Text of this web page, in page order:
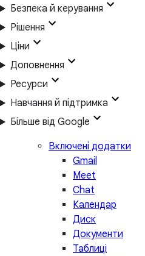
Безпека й керування
Рішення
Ціни
Доповнення
Ресурси
Навчання й підтримка
Більше від Google
Включені додатки
Gmail
Meet
Chat
Календар
Диск
Документи
Таблиці